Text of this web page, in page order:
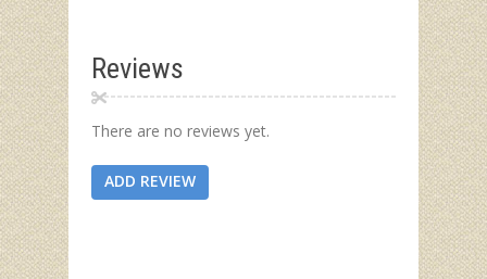
Reviews
There are no reviews yet.
ADD REVIEW